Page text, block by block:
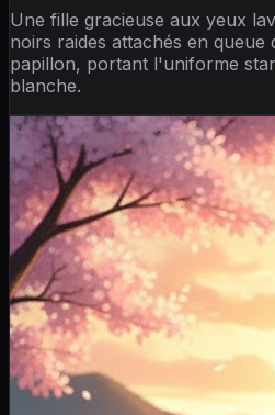
Une fille gracieuse aux yeux
noirs raides attachés en
papillon, portant l'uniforme
blanche.